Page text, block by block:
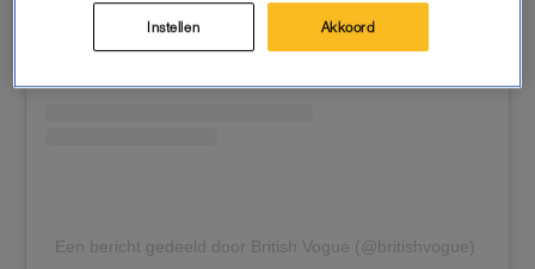
Een bericht gedeeld door British Vogue (@britishvogue)
Instellen Akkoord